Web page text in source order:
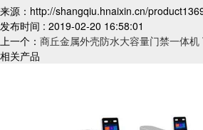
来源：http://shangqiu.hnaixin.cn/
发布时间 : 2019-02-20 16:58:01
上一个： 商丘金属外壳防水大容量门禁一体机
相关产品